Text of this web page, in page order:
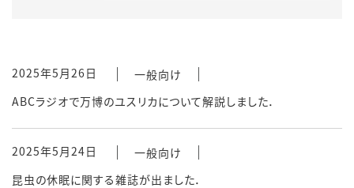
2025年5月26日
一般向け
ABCラジオで万博のユスリカについて解説しました．
2025年5月24日
一般向け
昆虫の休眠に関する雑誌が出ました．